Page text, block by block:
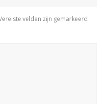
velden zijn gemarkeerd